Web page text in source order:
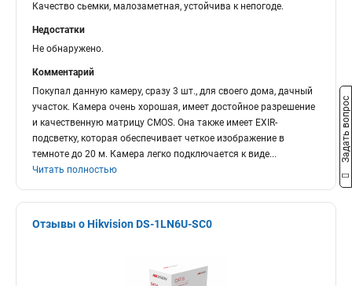
Качество сьемки, малозаметная, устойчива к непогоде.
Недостатки
Не обнаружено.
Комментарий
Покупал данную камеру, сразу 3 шт., для своего дома, дачный
участок. Камера очень хорошая, имеет достойное разрешение
и качественную матрицу CMOS. Она также имеет EXIR-
подсветку, которая обеспечивает четкое изображение в
темноте до 20 м. Камера легко подключается к виде...
Читать полностью
Отзывы о Hikvision DS-1LN6U-SC0
Задать вопрос